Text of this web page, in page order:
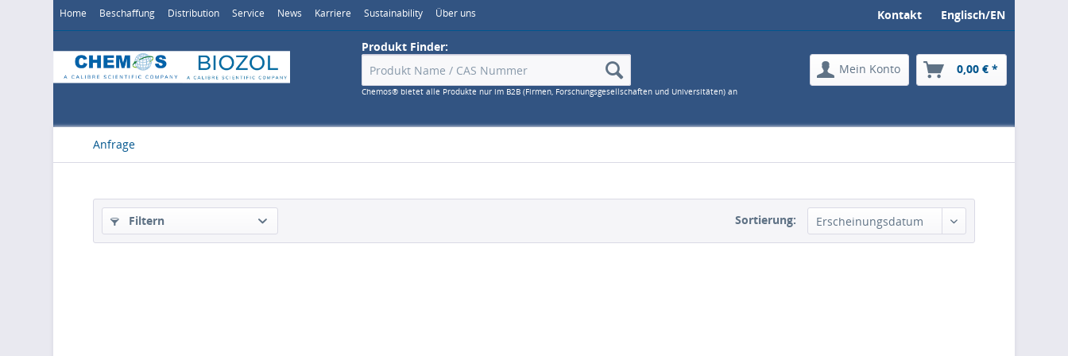
Home Beschaffung Distribution Service News Karriere Sustainability Über uns Englisch/EN
Kontakt
Produkt Finder:
Mein Konto
0,00 € *
Chemos® bietet alle Produkte nur im B2B (Firmen, Forschungsgesellschaften und Universitäten) an
Anfrage
Filtern Sortierung: Erscheinungsdatum